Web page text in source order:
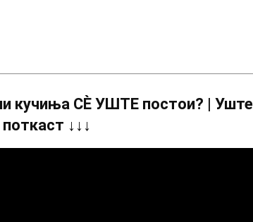
кучиња СÈ УШТЕ постои? | Уште
↓↓↓